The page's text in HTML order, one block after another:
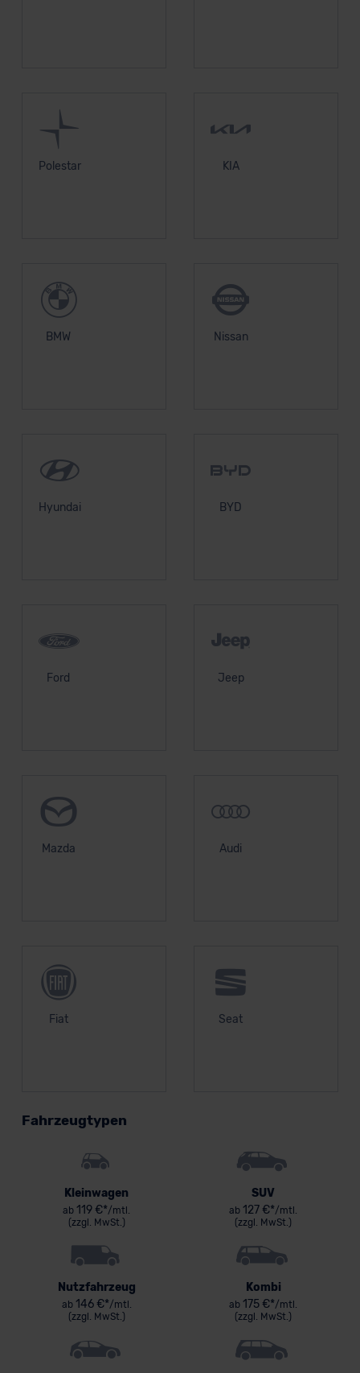
Polestar KIA
BMW Nissan
Hyundai BYD
Ford Jeep
Mazda Audi
Fiat Seat
Fahrzeugtypen
Kleinwagen
ab 119 €*/mtl.
(zzgl. MwSt.)
SUV
ab 127 €*/mtl.
(zzgl. MwSt.)
Nutzfahrzeug
ab146 €*/mtl.
(zzgl. MwSt.)
Kombi
ab 175 €*/mtl.
(zzgl. MwSt.)